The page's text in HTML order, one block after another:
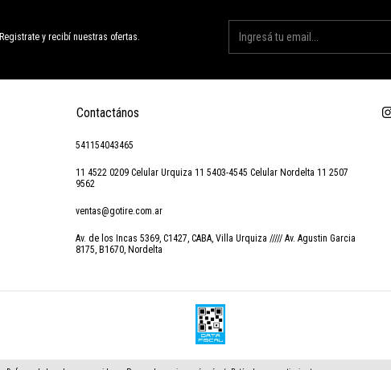
Registrate y recibí nuestras ofertas.
Contactános
541154043465
11 4522 0209 Celular Urquiza 11 5403-4545 Celular Nordelta 11 2507
9562
ventas@gotire.com.ar
Av. de los Incas 5369, C1427, CABA, Villa Urquiza ///// Av. Agustin Garcia
8175, B1670, Nordelta